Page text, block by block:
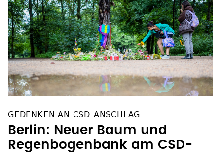
GEDENKEN AN CSD-ANSCHLAG
Berlin: Neuer Baum und
Regenbogenbank am CSD-